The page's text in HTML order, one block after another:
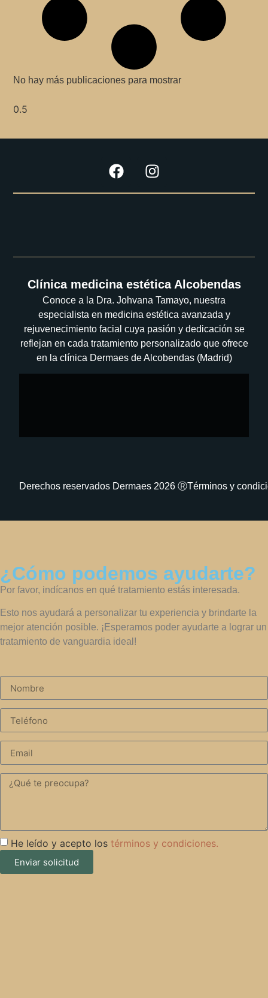
No hay más publicaciones para mostrar
Clínica medicina estética Alcobendas
Conoce a la Dra. Johvana Tamayo, nuestra
especialista en medicina estética avanzada y
rejuvenecimiento facial cuya pasión y dedicación se
reflejan en cada tratamiento personalizado que ofrece
en la clínica Dermaes de Alcobendas (Madrid)
Derechos reservados Dermaes 2026 ⓇTérminos y
¿Cómo podemos ayudarte?
Por favor, indícanos en qué tratamiento estás interesada.
Esto nos ayudará a personalizar tu experiencia y brindarte la
mejor atención posible. ¡Esperamos poder ayudarte a lograr un
tratamiento de vanguardia ideal!
He leído y acepto los términos y condiciones.
Enviar solicitud